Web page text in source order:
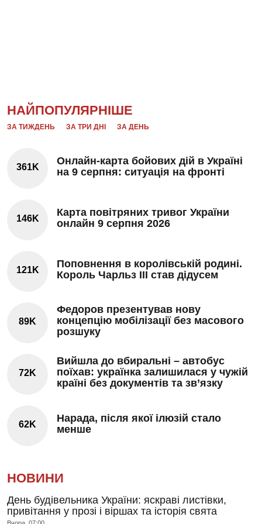
НАЙПОПУЛЯРНІШЕ
ЗА ТИЖДЕНЬ ЗА ТРИ ДНІ ЗА ДЕНЬ
361K
Онлайн-карта бойових дій в Україні
на 9 серпня: ситуація на фронті
146K
Карта повітряних тривог України
онлайн 9 серпня 2026
121K
Поповнення в королівській родині.
Король Чарльз III став дідусем
89K
Федоров презентував нову
концепцію мобілізації без масового
розшуку
72K
Вийшла до вбиральні – автобус
поїхав: українка залишилася у чужій
країні без документів та зв’язку
62K
Нарада, після якої ілюзій стало
менше
НОВИНИ
День будівельника України: яскраві листівки,
привітання у прозі і віршах та історія свята